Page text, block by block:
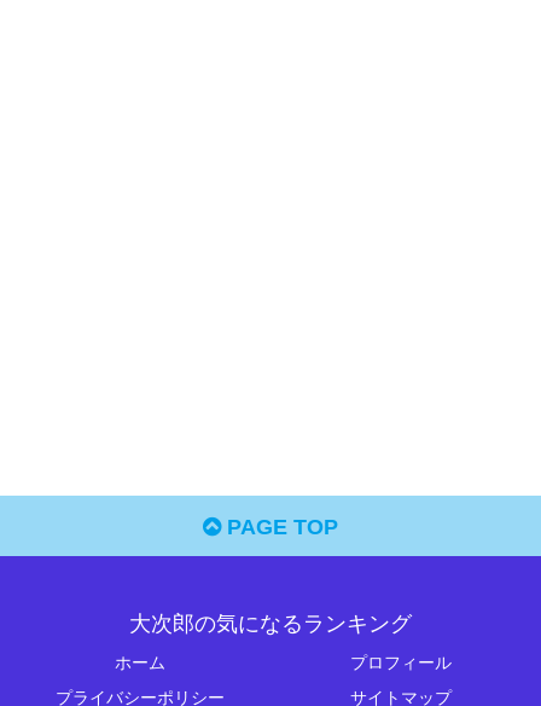
PAGE TOP
大次郎の気になるランキング
ホーム
プロフィール
プライバシーポリシー
サイトマップ